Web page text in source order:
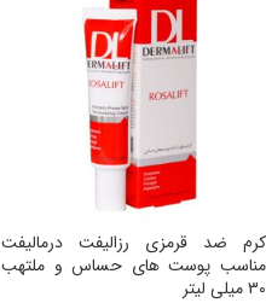
کرم ضد قرمزی رزالیفت درمالیفت
مناسب پوست های حساس و ملتهب
۳۰ میلی لیتر